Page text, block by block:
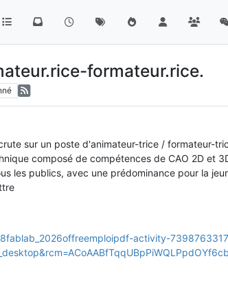
formateur.rice.
sur un poste d'animateur-trice / formateur-
composé de compétences de CAO 2D et
les publics, avec une prédominance pour la
activity-